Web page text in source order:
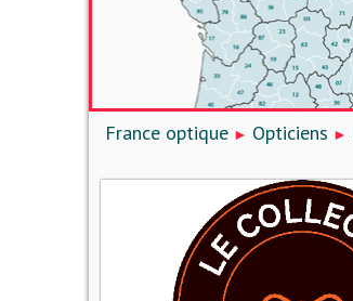
France optique Opticiens